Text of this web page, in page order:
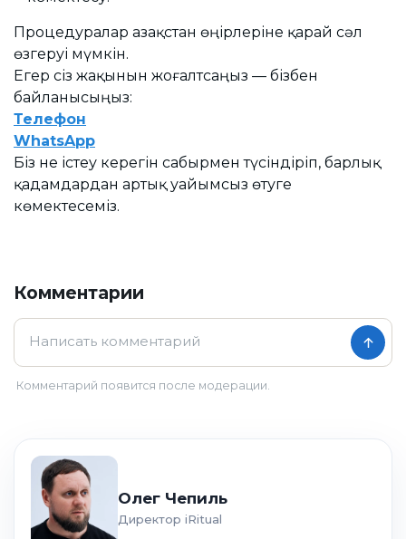
Процедуралар Қазақстан өңірлеріне қарай сәл
өзгеруі мүмкін.
Егер сіз жақынын жоғалтсаңыз — бізбен
байланысыңыз:
Телефон
WhatsApp
Біз не істеу керегін сабырмен түсіндіріп, барлық
қадамдардан артық уайымсыз өтуге
көмектесеміз.
Комментарии
Комментарий появится после модерации.
Олег Чепиль
Директор iRitual